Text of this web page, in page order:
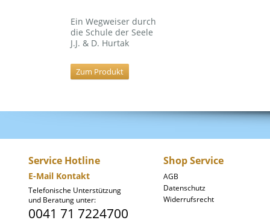
Ein Wegweiser durch
die Schule der Seele
J.J. & D. Hurtak
Zum Produkt
Service Hotline
E-Mail Kontakt
Telefonische Unterstützung
und Beratung unter:
0041 71 7224700
Shop Service
AGB
Datenschutz
Widerrufsrecht